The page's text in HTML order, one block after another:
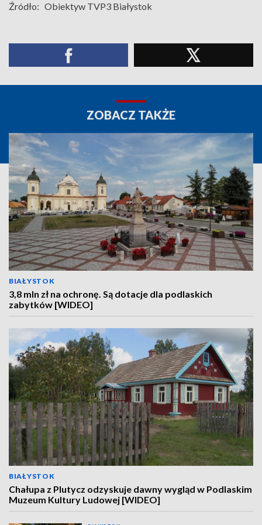
Źródło: Obiektyw TVP3 Białystok
ZOBACZ TAKŻE
BIAŁYSTOK
3,8 mln zł na ochronę. Są dotacje dla podlaskich
zabytków [WIDEO]
BIAŁYSTOK
Chałupa z Plutycz odzyskuje dawny wygląd w Podlaskim
Muzeum Kultury Ludowej [WIDEO]